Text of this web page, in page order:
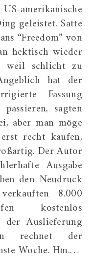
geleistet. Satte
“Freedom” von
hektisch wieder
weil schlicht zu
hat der
Fassung
sagten
aber man möge
recht kaufen,
Der Autor
Ausgabe
den Neudruck
8.000
kostenlos
Auslieferung
rechnet der
Woche. Hm.…